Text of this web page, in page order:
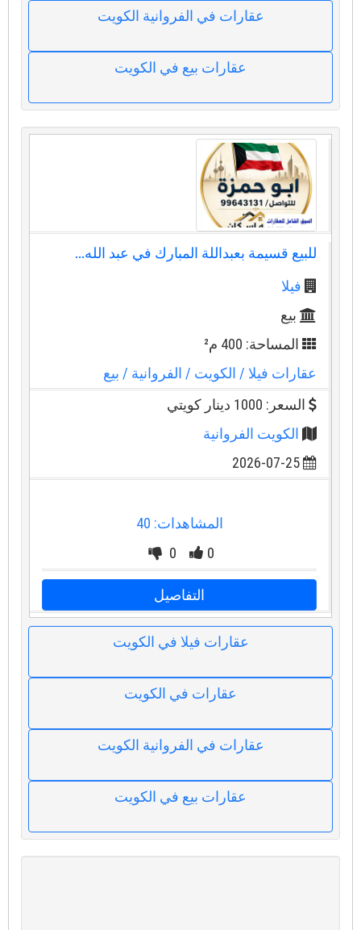
عقارات في الفروانية الكويت
عقارات بيع في الكويت
للبيع قسيمة بعبداللة المبارك في عبد الله...
فيلا
بيع
المساحة: 400 م²
عقارات فيلا/ الكويت/ الفروانية/ بيع
السعر: 1000 دينار كويتي
الكويت الفروانية
2026-07-25
المشاهدات: 40
0
0
التفاصيل
عقارات فيلا في الكويت
عقارات في الكويت
عقارات في الفروانية الكويت
عقارات بيع في الكويت